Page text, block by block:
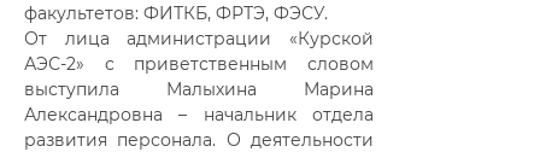
факультетов: ФИТКБ, ФРТЭ, ФЭСУ.
От лица администрации «Курской
АЭС-2» с приветственным словом
выступила Малыхина Марина
Александровна – начальник отдела
развития персонала. О деятельности